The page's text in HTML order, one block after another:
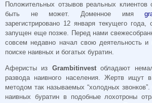
Положительных отзывов реальных клиентов
быть не может. Доменное имя
зарегистрировано 12 января текущего года,
запущен еще позже. Перед нами
совсем недавно начал свою деятельность и
поиске наивных и богатых буратин.
Аферисты из Grambitinvestобладают
развода наивного населения. Жертв ищут
методом так называемых “холодных
наивных буратин в подобные лохотроны